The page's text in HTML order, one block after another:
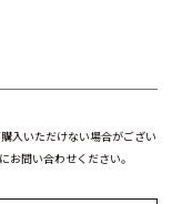
入いただけない場合がござい
お問い合わせください。